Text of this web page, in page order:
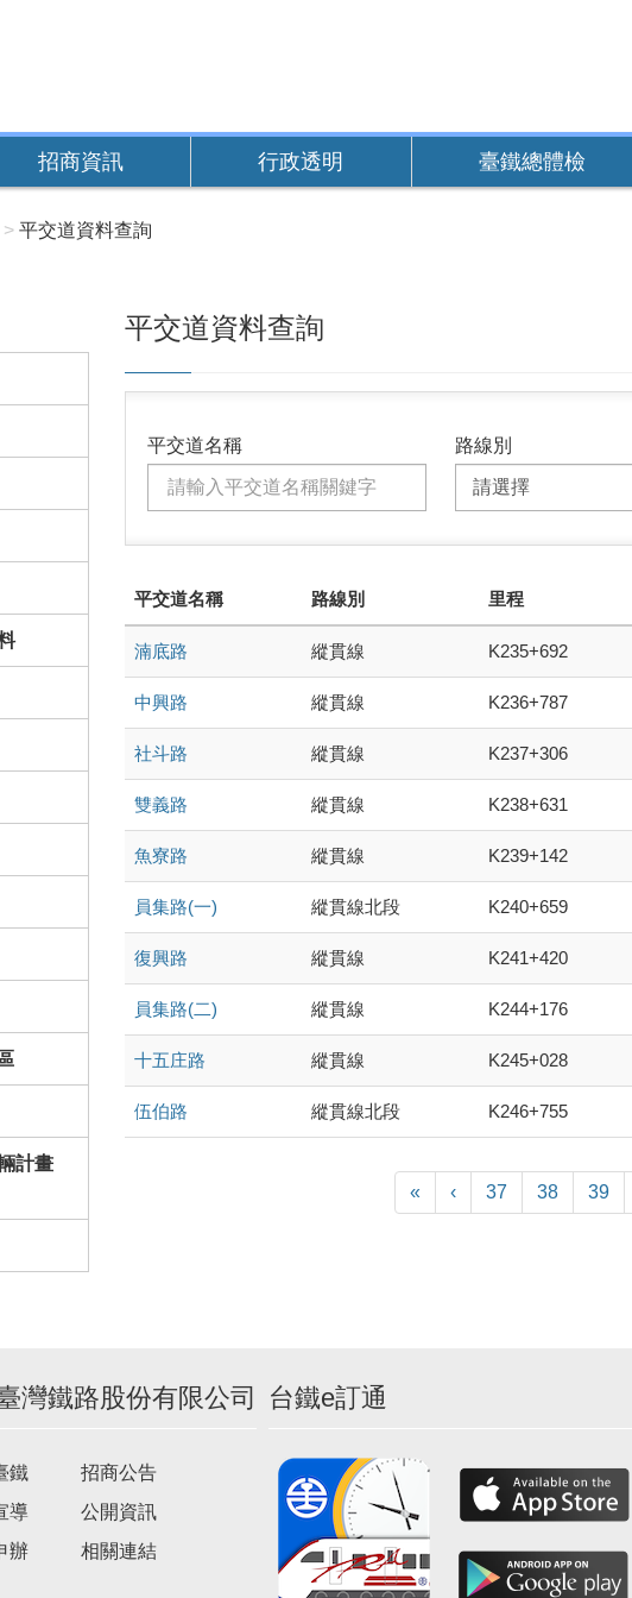
招商資訊 行政透明 臺鐵總體檢
平交道資料查詢
計畫
平交道資料查詢
平交道名稱
路線別
平交道名稱 路線別 里程
湳底路 縱貫線 K235+692
中興路 縱貫線 K236+787
社斗路 縱貫線 K237+306
雙義路 縱貫線 K238+631
魚寮路 縱貫線 K239+142
員集路(一) 縱貫線北段 K240+659
復興路 縱貫線 K241+420
員集路(二) 縱貫線 K244+176
十五庄路 縱貫線 K245+028
伍伯路 縱貫線北段 K246+755
« ‹ 37 38 39
灣鐵路股份有限公司
鐵
導
辦
招商公告
公開資訊
相關連結
台鐵e訂通